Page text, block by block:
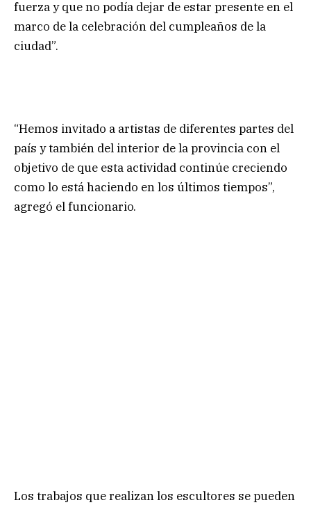
fuerza y que no podía dejar de estar presente en el
marco de la celebración del cumpleaños de la
ciudad”.
“Hemos invitado a artistas de diferentes partes del
país y también del interior de la provincia con el
objetivo de que esta actividad continúe creciendo
como lo está haciendo en los últimos tiempos”,
agregó el funcionario.
Los trabajos que realizan los escultores se pueden